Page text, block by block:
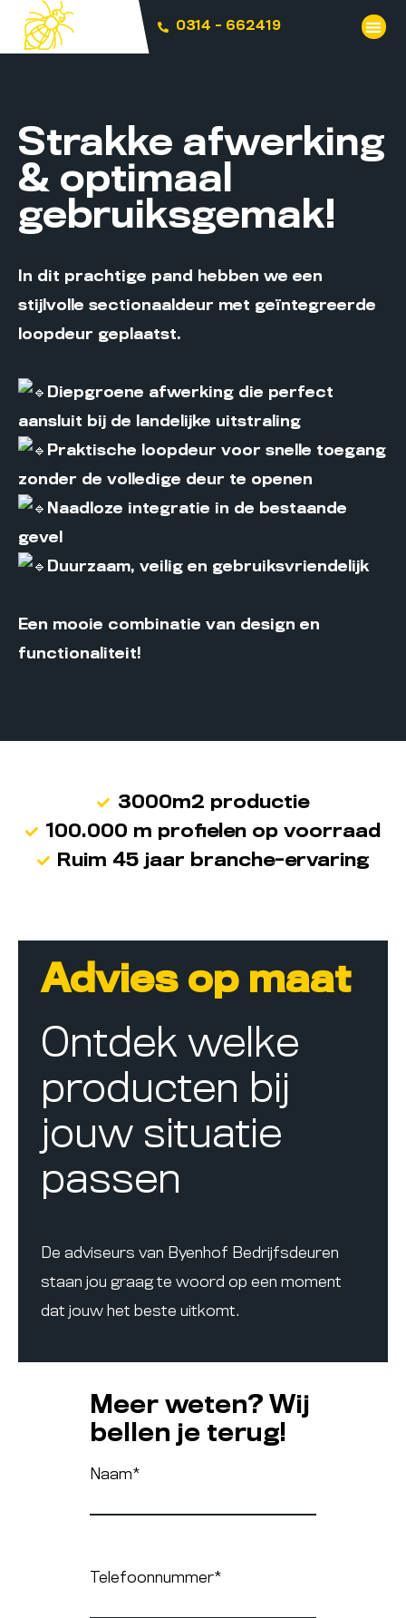
0314 - 662419
Strakke afwerking
& optimaal
gebruiksgemak!
In dit prachtige pand hebben we een
stijlvolle sectionaaldeur met geïntegreerde
loopdeur geplaatst.
Diepgroene afwerking die perfect
aansluit bij de landelijke uitstraling
Praktische loopdeur voor snelle toegang
zonder de volledige deur te openen
Naadloze integratie in de bestaande
gevel
Duurzaam, veilig en gebruiksvriendelijk
Een mooie combinatie van design en
functionaliteit!
3000m2 productie
100.000 m profielen op voorraad
Ruim 45 jaar branche-ervaring
Advies op maat
Ontdek welke
producten bij
jouw situatie
passen
De adviseurs van Byenhof Bedrijfsdeuren
staan jou graag te woord op een moment
dat jouw het beste uitkomt.
Meer weten? Wij
bellen je terug!
Naam*
Telefoonnummer*